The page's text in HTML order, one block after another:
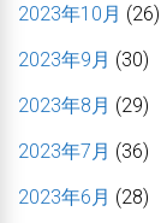
2023年10月 (26)
2023年9月 (30)
2023年8月 (29)
2023年7月 (36)
2023年6月 (28)